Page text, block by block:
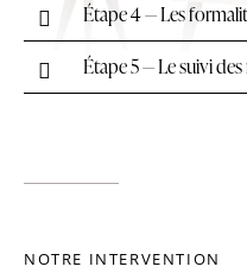
Étape 4 — Les
Étape 5 — Le suivi
NOTRE INTERVENTION